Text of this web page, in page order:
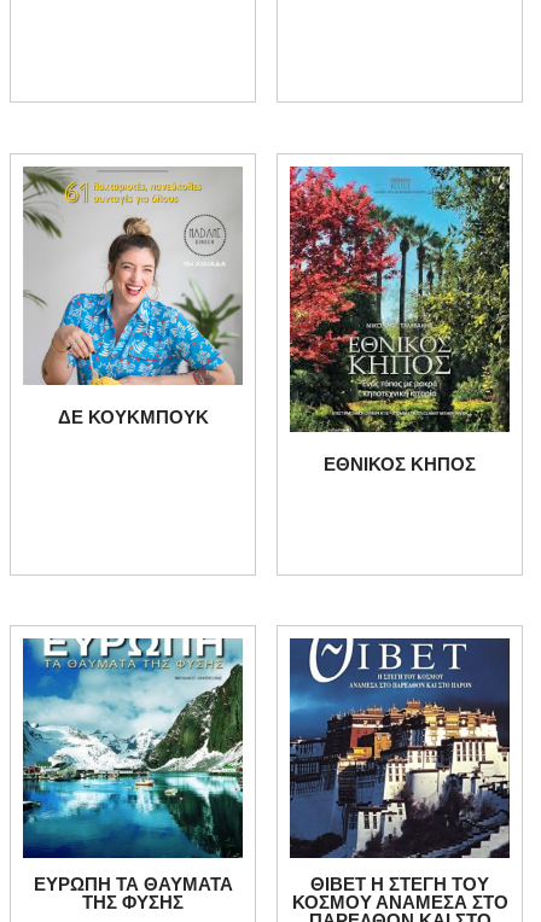
ΔΕ ΚΟΥΚΜΠΟΥΚ
ΕΘΝΙΚΟΣ ΚΗΠΟΣ
ΕΥΡΩΠΗ ΤΑ ΘΑΥΜΑΤΑ
ΤΗΣ ΦΥΣΗΣ
ΘΙΒΕΤ Η ΣΤΕΓΗ ΤΟΥ
ΚΟΣΜΟΥ ΑΝΑΜΕΣΑ ΣΤΟ